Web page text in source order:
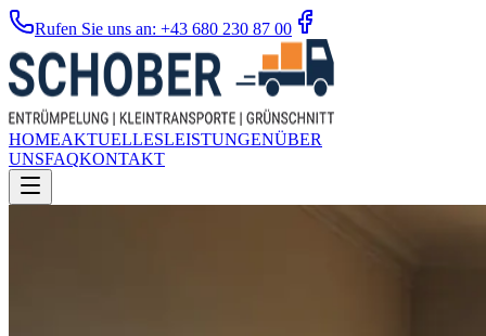
Rufen Sie uns an: +43 680 230 87 00
HOMEAKTUELLESLEISTUNGENÜBER
UNSFAQKONTAKT